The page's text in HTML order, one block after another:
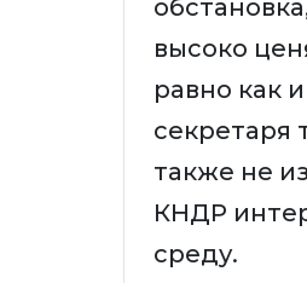
высоко
равно как
секретаря
также не
КНДР
среду.